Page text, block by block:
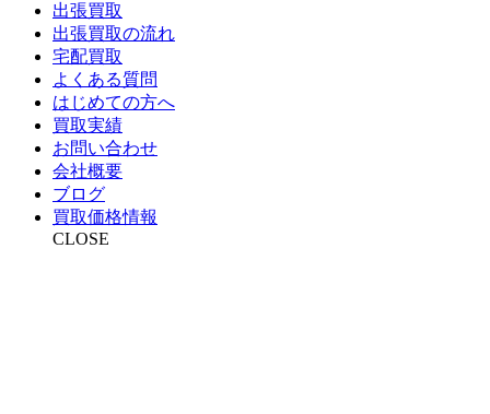
出張買取
出張買取の流れ
宅配買取
よくある質問
はじめての方へ
買取実績
お問い合わせ
会社概要
ブログ
買取価格情報
CLOSE